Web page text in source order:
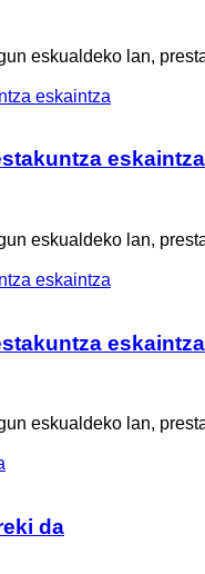
eskualdeko lan,
eskaintza
eskualdeko lan,
eskaintza
eskualdeko lan,
da